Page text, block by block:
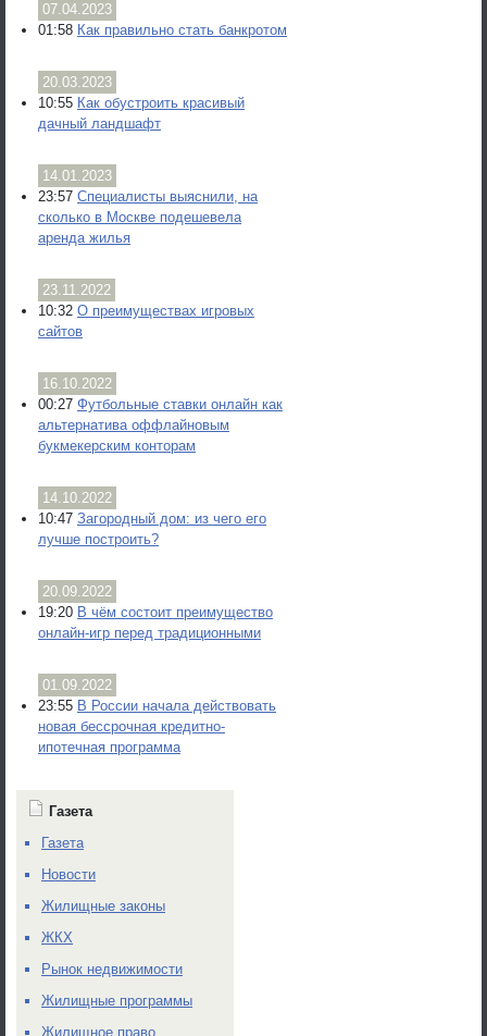
07.04.2023
01:58 Как правильно стать банкротом
20.03.2023
10:55 Как обустроить красивый
дачный ландшафт
14.01.2023
23:57 Специалисты выяснили, на
сколько в Москве подешевела
аренда жилья
23.11.2022
10:32 О преимуществах игровых
сайтов
16.10.2022
00:27 Футбольные ставки онлайн как
альтернатива оффлайновым
букмекерским конторам
14.10.2022
10:47 Загородный дом: из чего его
лучше построить?
20.09.2022
19:20 В чём состоит преимущество
онлайн-игр перед традиционными
01.09.2022
23:55 В России начала действовать
новая бессрочная кредитно-
ипотечная программа
Газета
Газета
Новости
Жилищные законы
ЖКХ
Рынок недвижимости
Жилищные программы
Жилищное право